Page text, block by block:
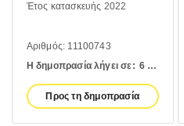
Έτος κατασκευής 2022
Αριθμός: 11100743
Η δημοπρασία λήγει σε: 6 days
Προς τη δημοπρασία